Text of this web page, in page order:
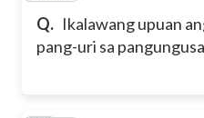
Q. Ikalawang upuan
pang-uri sa